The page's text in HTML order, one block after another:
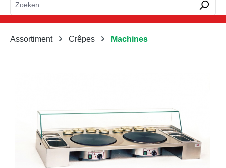
Assortiment Crêpes Machines